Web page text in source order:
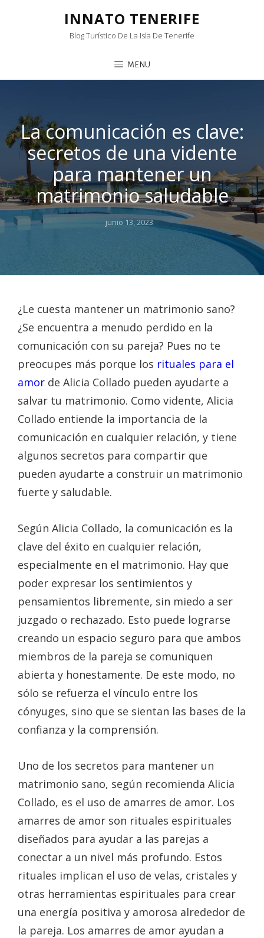
INNATO TENERIFE
Blog Turístico De La Isla De Tenerife
MENU
La comunicación es clave:
secretos de una vidente
para mantener un
matrimonio saludable
Posted
junio 13, 2023
¿Le cuesta mantener un matrimonio sano?
¿Se encuentra a menudo perdido en la
comunicación con su pareja? Pues no te
preocupes más porque los rituales para el
amor de Alicia Collado pueden ayudarte a
salvar tu matrimonio. Como vidente, Alicia
Collado entiende la importancia de la
comunicación en cualquier relación, y tiene
algunos secretos para compartir que
pueden ayudarte a construir un matrimonio
fuerte y saludable.
Según Alicia Collado, la comunicación es la
clave del éxito en cualquier relación,
especialmente en el matrimonio. Hay que
poder expresar los sentimientos y
pensamientos libremente, sin miedo a ser
juzgado o rechazado. Esto puede lograrse
creando un espacio seguro para que ambos
miembros de la pareja se comuniquen
abierta y honestamente. De este modo, no
sólo se refuerza el vínculo entre los
cónyuges, sino que se sientan las bases de la
confianza y la comprensión.
Uno de los secretos para mantener un
matrimonio sano, según recomienda Alicia
Collado, es el uso de amarres de amor. Los
amarres de amor son rituales espirituales
diseñados para ayudar a las parejas a
conectar a un nivel más profundo. Estos
rituales implican el uso de velas, cristales y
otras herramientas espirituales para crear
una energía positiva y amorosa alrededor de
la pareja. Los amarres de amor ayudan a